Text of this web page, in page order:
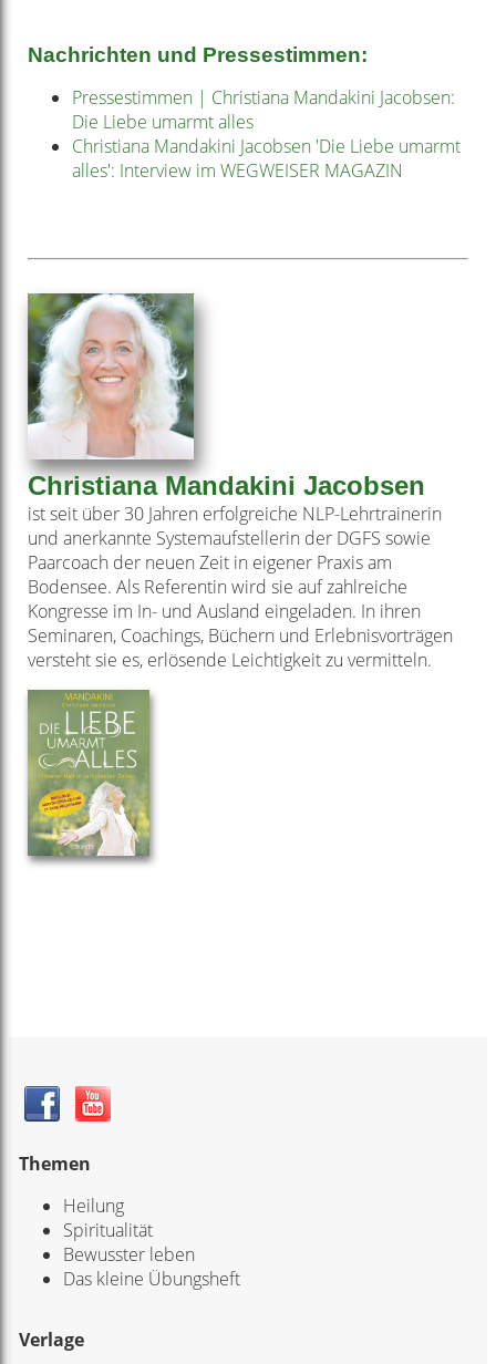
Nachrichten und Pressestimmen:
Pressestimmen | Christiana Mandakini Jacobsen:
Die Liebe umarmt alles
Christiana Mandakini Jacobsen 'Die Liebe umarmt
alles': Interview im WEGWEISER MAGAZIN
Christiana Mandakini Jacobsen
ist seit über 30 Jahren erfolgreiche NLP-Lehrtrainerin
und anerkannte Systemaufstellerin der DGFS sowie
Paarcoach der neuen Zeit in eigener Praxis am
Bodensee. Als Referentin wird sie auf zahlreiche
Kongresse im In- und Ausland eingeladen. In ihren
Seminaren, Coachings, Büchern und Erlebnisvorträgen
versteht sie es, erlösende Leichtigkeit zu vermitteln.
Themen
Heilung
Spiritualität
Bewusster leben
Das kleine Übungsheft
Verlage